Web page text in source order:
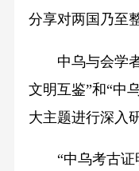
分享对两国乃至
中乌与会学者
文明互鉴”和“中
大主题进行深入
“中乌考古证明